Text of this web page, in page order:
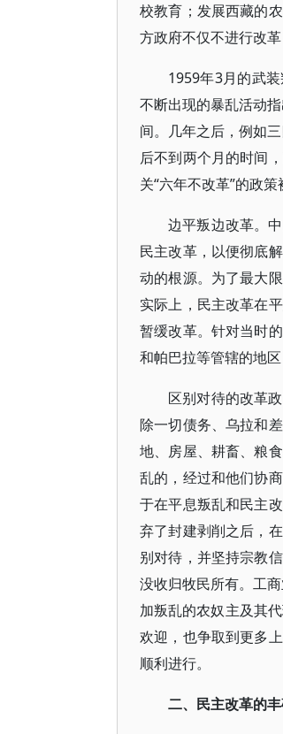
校教育；发展西藏的
方政府不仅不进行改
1959年3月的武
不断出现的暴乱活动
间。几年之后，例如
后不到两个月的时间
关“六年不改革”的政策
边平叛边改革。
民主改革，以便彻底
动的根源。为了最大
实际上，民主改革在
暂缓改革。针对当时
和帕巴拉等管辖的地
区别对待的改革
除一切债务、乌拉和
地、房屋、耕畜、粮
乱的，经过和他们协
于在平息叛乱和民主
弃了封建剥削之后，
别对待，并坚持宗教
没收归牧民所有。工
加叛乱的农奴主及其
欢迎，也争取到更多
顺利进行。
二、民主改革的